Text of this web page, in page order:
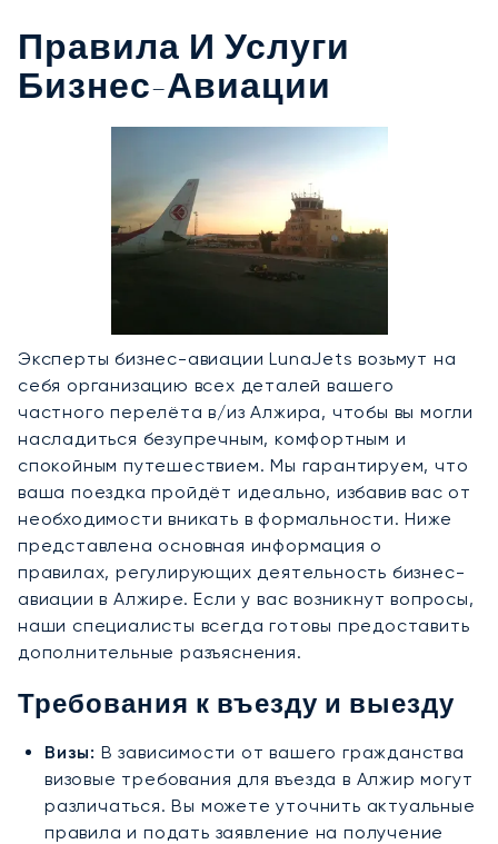
Правила И Услуги
Бизнес-Авиации
Эксперты бизнес-авиации LunaJets возьмут на
себя организацию всех деталей вашего
частного перелёта в/из Алжира, чтобы вы могли
насладиться безупречным, комфортным и
спокойным путешествием. Мы гарантируем, что
ваша поездка пройдёт идеально, избавив вас от
необходимости вникать в формальности. Ниже
представлена основная информация о
правилах, регулирующих деятельность бизнес-
авиации в Алжире. Если у вас возникнут вопросы,
наши специалисты всегда готовы предоставить
дополнительные разъяснения.
Требования к въезду и выезду
Визы: В зависимости от вашего гражданства
визовые требования для въезда в Алжир могут
различаться. Вы можете уточнить актуальные
правила и подать заявление на получение